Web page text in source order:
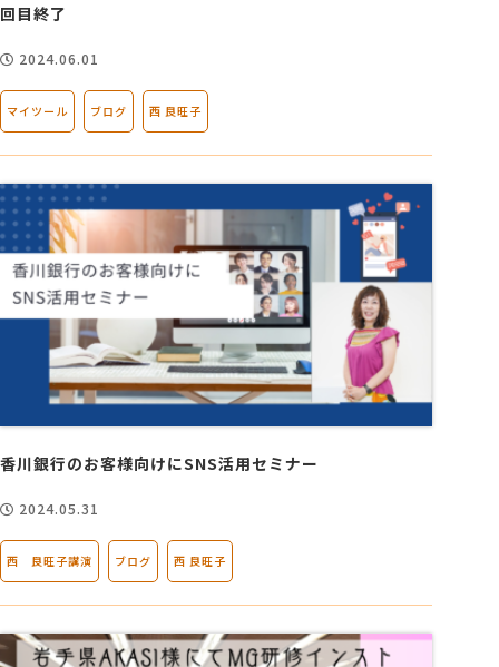
回目終了
2024.06.01
マイツール ブログ 西 良旺子
香川銀行のお客様向けにSNS活用セミナー
2024.05.31
西 良旺子講演 ブログ 西 良旺子